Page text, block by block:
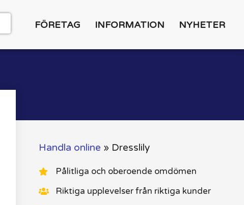
FÖRETAG INFORMATION NYHETER
Handla online » Dresslily
Pålitliga och oberoende omdömen
Riktiga upplevelser från riktiga kunder